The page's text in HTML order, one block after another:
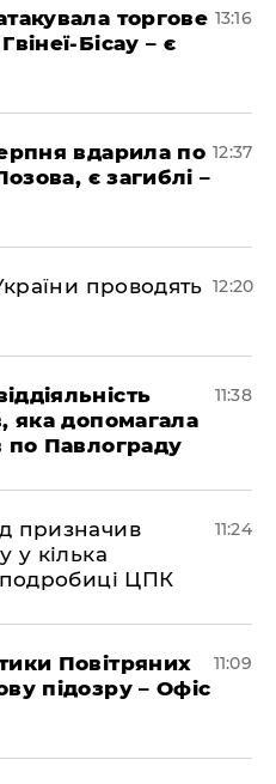
торгове
Бісау – є
13:16
вдарила по
є загиблі –
12:37
проводять 12:20
яка допомагала
по Павлограду
11:38
призначив
у кілька
подробиці ЦПК
11:24
Повітряних
підозру – Офіс
11:09